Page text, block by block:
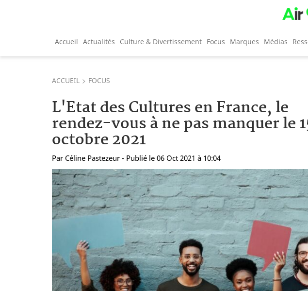
Accueil Actualités Culture & Divertissement Focus Marques Médias
ACCUEIL FOCUS
L'Etat des Cultures en France, le
rendez-vous à ne pas manquer le
octobre 2021
Par Céline Pastezeur - Publié le 06 Oct 2021 à 10:04